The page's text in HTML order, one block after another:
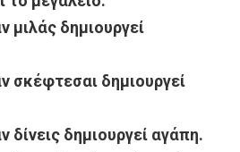
μιλάς δημιουργεί
σκέφτεσαι δημιουργεί
δίνεις δημιουργεί αγάπη.